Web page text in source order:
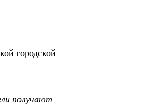
городской
получают